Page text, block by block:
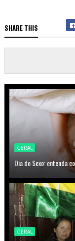
SHARE THIS
GERAL
Dia do Sexo: entenda
GERAL